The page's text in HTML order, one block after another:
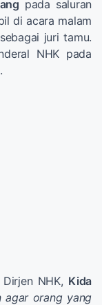
pada saluran
di acara malam
sebagai juri tamu.
NHK pada
NHK, Kida
agar orang yang